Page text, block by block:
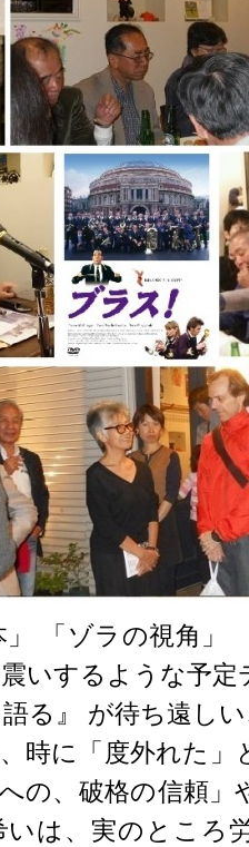
」 「ゾラの視角
いする ような予定
る』 が待ち遠し
時に「度外れた」
の、破格の信頼」
は、実のところ